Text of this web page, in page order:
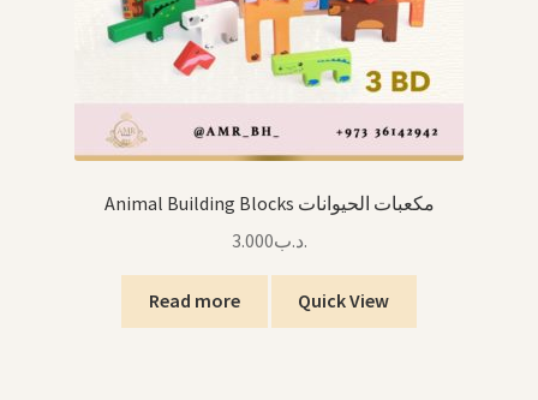
Animal Building Blocks مكعبات الحيوانات
.د.ب3.000
Read more Quick View